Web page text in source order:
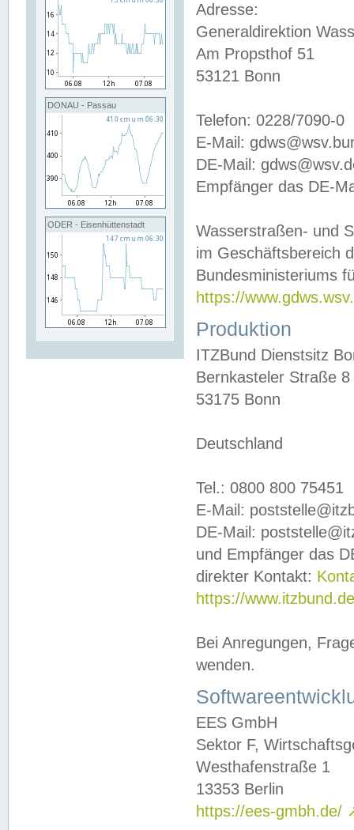
DONAU - Passau
ODER - Eisenhüttenstadt
Adresse:
Generaldirektion
Am Propsthof 51
53121 Bonn
Telefon: 0228/7090-0
E-Mail:
DE-Mail:
Empfänger das DE-
Wasserstraßen- und
im Geschäftsbereich
Bundesministeriums
https://
Produktion
ITZBund Dienstsitz
Bernkasteler Straße 8
53175 Bonn
Deutschland
Tel.: 0800 800 75451
E-Mail:
DE-Mail:
und Empfänger das
direkter Kontakt:
https://
Bei Anregungen,
wenden.
EES GmbH
Sektor F,
Westhafenstraße 1
13353 Berlin
https://ees-gmbh.de/